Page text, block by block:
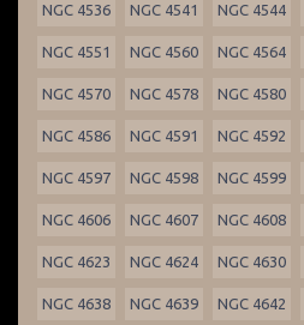
NGC 4536 NGC 4541 NGC 4544
NGC 4551 NGC 4560 NGC 4564
NGC 4570 NGC 4578 NGC 4580
NGC 4586 NGC 4591 NGC 4592
NGC 4597 NGC 4598 NGC 4599
NGC 4606 NGC 4607 NGC 4608
NGC 4623 NGC 4624 NGC 4630
NGC 4638 NGC 4639 NGC 4642